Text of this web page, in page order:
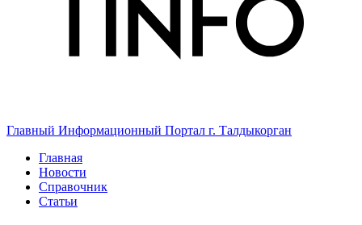
Главный Информационный Портал г. Талдыкорган
Главная
Новости
Справочник
Статьи